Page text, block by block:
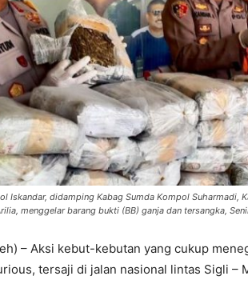
Iskandar, didamping Kabag Sumda Kompol Suharmadi,
menggelar barang bukti (BB) ganja dan tersangka,
– Aksi kebut-kebutan yang cukup
tersaji di jalan nasional lintas Sigli –